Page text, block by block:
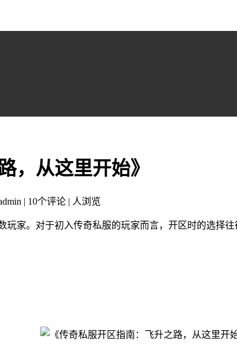
，从这里开始》
| 10个评论 | 人浏览
家。对于初入传奇私服的玩家而言，开区时的选择